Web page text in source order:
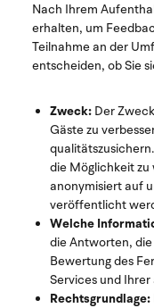
Nach Ihrem
erhalten, um
Teilnahme an der
entscheiden, ob Sie
Zweck: Der
Gäste zu
die Möglichkeit
anonymisiert auf
veröffentlicht
Welche
die Antworten,
Bewertung des
Services und
Rechtsgrundlage: